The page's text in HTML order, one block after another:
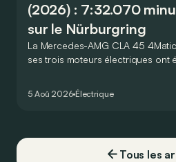
(2026) : 7:32.070
sur le Nürburgring
La Mercedes-AMG CLA 45
ses trois moteurs électriques ont
circuit du Nürburgring… mais
5 Aoû 2026 Électrique
Tous les